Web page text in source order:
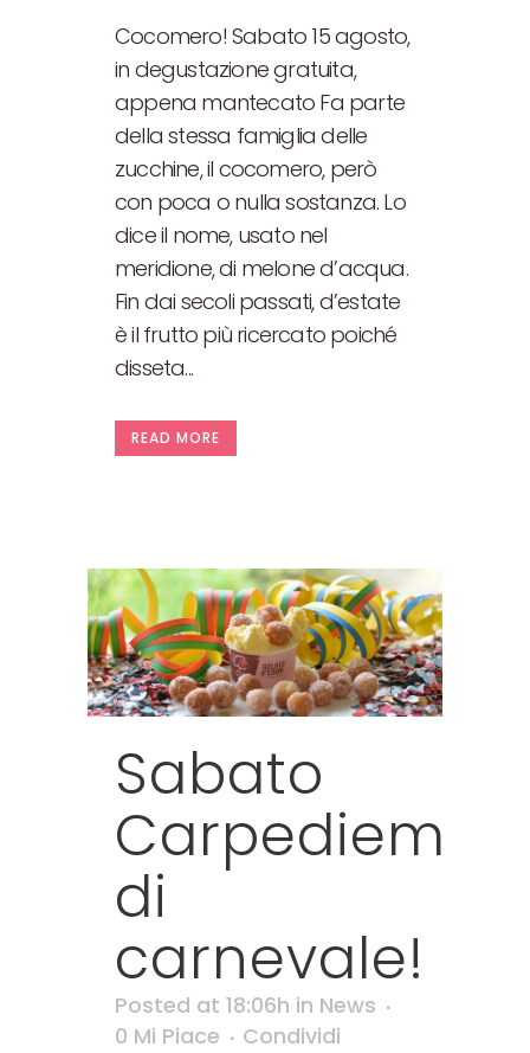
Cocomero! Sabato 15 agosto,
in degustazione gratuita,
appena mantecato Fa parte
della stessa famiglia delle
zucchine, il cocomero, però
con poca o nulla sostanza. Lo
dice il nome, usato nel
meridione, di melone d’acqua.
Fin dai secoli passati, d’estate
è il frutto più ricercato poiché
disseta...
READ MORE
Sabato
Carpediem
di
carnevale!
Posted at 18:06h in News
0 Mi Piace
Condividi